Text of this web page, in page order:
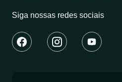
Siga nossas redes sociais